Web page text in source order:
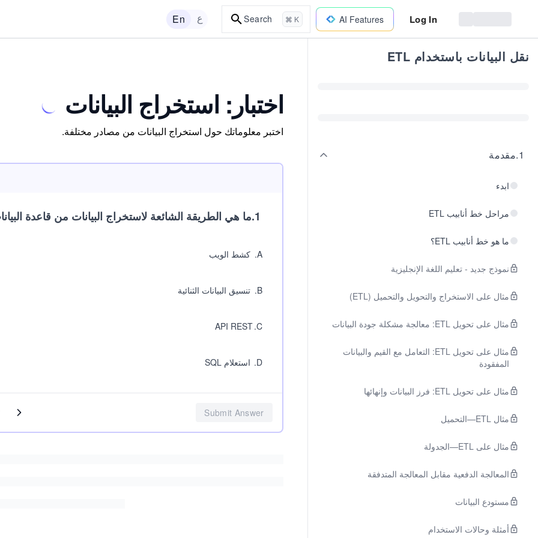
En ع Search ⌘ K AI Features Log In
نقل البيانات باستخدام ETL
1
.مقدمة
ابدء
مراحل خط أنابيب ETL
ما هو خط أنابيب ETL؟
نموذج جديد - تعليم اللغة الإنجليزية
مثال على الاستخراج والتحويل والتحميل (ETL)
مثال على تحويل ETL: معالجة مشكلة جودة البيانات
مثال على تحويل ETL: التعامل مع القيم والبيانات
المفقودة
مثال على تحويل ETL: فرز البيانات وإنهائها
مثال ETL—التحميل
مثال على ETL—الجدولة
المعالجة الدفعية مقابل المعالجة المتدفقة
مستودع البيانات
أمثلة وحالات الاستخدام
اختبار: استخراج البيانات
اختبر معلوماتك حول استخراج البيانات من مصادر مختلفة.
1
.ما هي الطريقة الشائعة لاستخراج البيانات من قاعدة
A
. كشط الويب
B
. تنسيق البيانات الثنائية
C
.
API REST
D
. استعلام SQL
Submit Answer